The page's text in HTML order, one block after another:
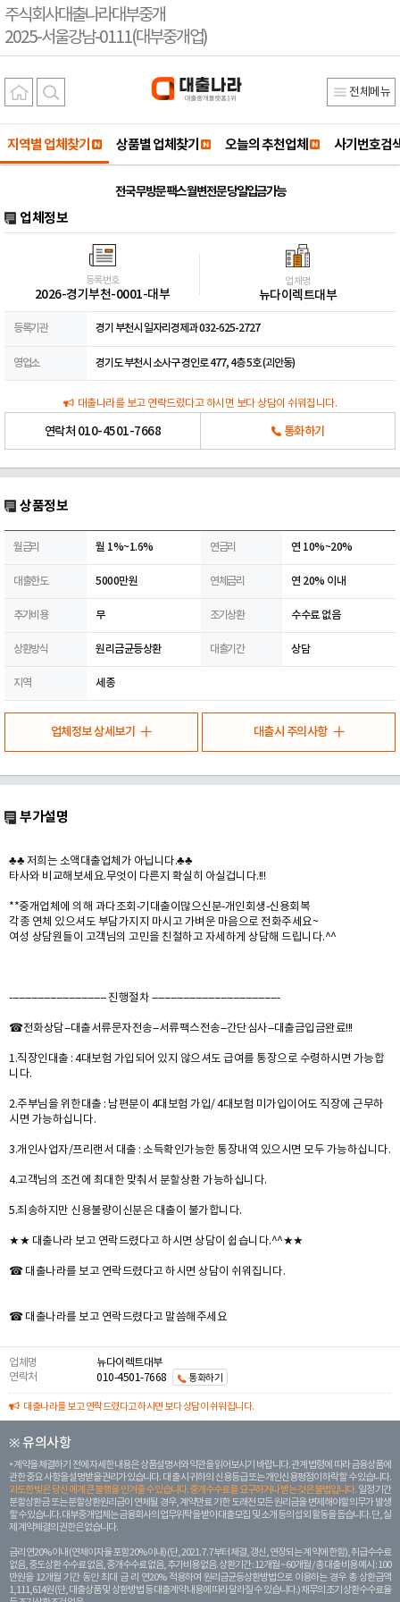
주식회사대출나라대부중개
2025-서울강남-0111(대부중개업)
전체메뉴
지역별 업체찾기 상품별 업체찾기 오늘의 추천업체 사기번호검
전국 무방문 팩스 월변전문 당일입금가능
업체정보
등록번호
2026-경기부천-0001-대부
업체명
뉴다이렉트대부
등록기관 경기 부천시 일자리경제과 032-625-2727
영업소 경기도 부천시 소사구 경인로 477, 4층 5호 (괴안동)
대출나라를 보고 연락드렸다고 하시면 보다 상담이 쉬워집니다.
연락처 010-4501-7668 통화하기
상품정보
월금리 월 1%~1.6% 연금리 연 10%~20%
대출한도 5000만원 연체금리 연 20% 이내
추가비용 무 조기상환 수수료 없음
상환방식 원리금균등상환 대출기간 상담
지역 세종
업체정보 상세보기 대출시 주의사항
부가설명
♣♣ 저희는 소액대출업체가 아닙니다.♣♣
타사와 비교해보세요.무엇이 다른지 확실히 아실겁니다.!!!
**중개업체에 의해 과다조회-기대출이많으신분-개인회생-신용회복
각종 연체 있으셔도 부담가지지 마시고 가벼운 마음으로 전화주세요~
여성 상담원들이 고객님의 고민을 친철하고 자세하게 상담해 드립니다.^^
------------------------------- 진행절차 -----------------------------------------
☎전화상담--대출서류문자전송--서류팩스전송--간단심사--대출금입금완료!!!
1.직장인대출 : 4대보험 가입되어 있지 않으셔도 급여를 통장으로 수령하시면 가능합
니다.
2.주부님을 위한대출 : 남편분이 4대보험 가입/ 4대보험 미가입이어도 직장에 근무하
시면 가능하십니다.
3.개인사업자/프리랜서 대출 : 소득확인가능한 통장내역 있으시면 모두 가능하십니다.
4.고객님의 조건에 최대한 맞춰서 분할상환 가능하십니다.
5.죄송하지만 신용불량이신분은 대출이 불가합니다.
★★ 대출나라 보고 연락드렸다고 하시면 상담이 쉽습니다.^^★★
☎ 대출나라를 보고 연락드렸다고 하시면 상담이 쉬워집니다.
☎ 대출나라를 보고 연락드렸다고 말씀해주세요
업체명
뉴다이렉트대부
연락처
010-4501-7668 통화하기
대출나라를 보고 연락드렸다고 하시면 보다 상담이 쉬워집니다.
※ 유의사항
계약을 체결하기 전에 자세한 내용은 상품설명서와 약관을 읽어보시기 바랍니다. 관계 법령에 따라 금융상품에
관한 중요 사항을 설명받을 권리가 있습니다. 대 출 시 귀하의 신용등급 또는 개인신용평점이 하락할 수 있습니다.
과도한 빚은 당신 에게 큰 불행을 안겨줄 수 있습니다. 중개수수료를 요구하거나 받는 것은 불법입니다. 일정 기간
분할상환금 또는 분할상환원리금이 연체될 경우, 계약만료 기한 도래전 모든 원리금을 변제해야할 의무가 발생
할 수 있습니다. 대부중개업체는 금융회사의 업무위탁을 받아 대출모집 및 소개 등의 섭외 활동을 돕습니다. 단, 실
제 계약체결의 권한은 없습니다.
금리 연20% 이내 (연체이자율 포함 20% 이내) (단, 2021. 7. 7부터 체결, 갱신, 연장되는 계 약에 한함), 취급수수료
없음, 중도상환 수수료 없음, 중개수수료 없음, 추가비용 없음. 상환기간 : 12개월 ~ 60개월 / 총 대출 비용 예시 : 100
만원을 12개월 기간 동안 최대 금 리 연20% 적용하여 원리금균등상환방법으로 이용하는 경우 총 상환금액
1,111,614원 (단, 대출상품 및 상환방법 등 대출계약 내용에 따라 달라질 수 있습니다.) 채무의 조기 상환수수료율